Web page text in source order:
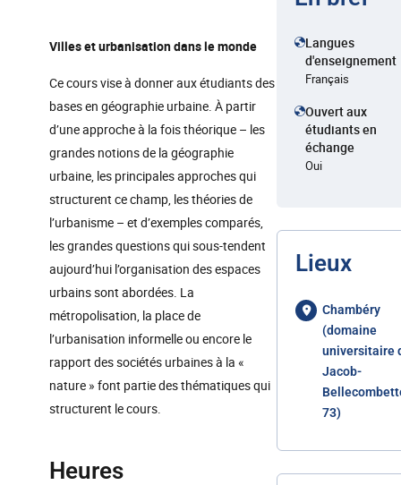
Villes et urbanisation dans le monde
Ce cours vise à donner aux étudiants des
bases en géographie urbaine. À partir
d’une approche à la fois théorique – les
grandes notions de la géographie
urbaine, les principales approches qui
structurent ce champ, les théories de
l’urbanisme – et d’exemples comparés,
les grandes questions qui sous-tendent
aujourd’hui l’organisation des espaces
urbains sont abordées. La
métropolisation, la place de
l’urbanisation informelle ou encore le
rapport des sociétés urbaines à la «
nature » font partie des thématiques qui
structurent le cours.
Heures
Langues
d'enseignement
Français
Ouvert aux
étudiants en
échange
Oui
Lieux
Chambéry
(domaine
universitaire
Jacob-
73)